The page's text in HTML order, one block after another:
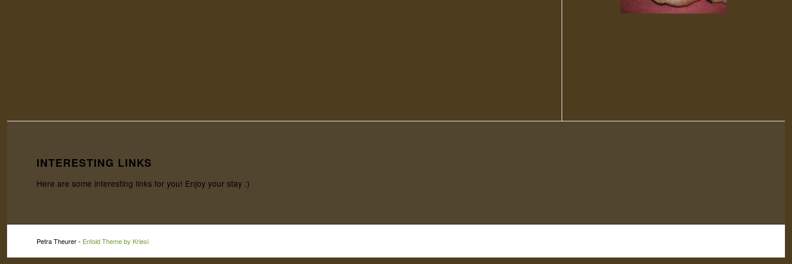
INTERESTING LINKS
Here are some interesting links for you! Enjoy your stay :)
Petra Theurer - Enfold Theme by Kriesi